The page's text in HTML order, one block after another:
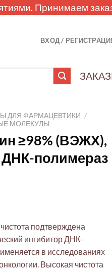
Принимаем
ВХОД /
ДЛЯ ФАРМАЦЕВТИКИ /
МОЛЕКУЛЫ
≥98% (ВЭЖХ),
ДНК-полимераз
подтверждена
ингибитор ДНК-
в исследованиях
Высокая чистота